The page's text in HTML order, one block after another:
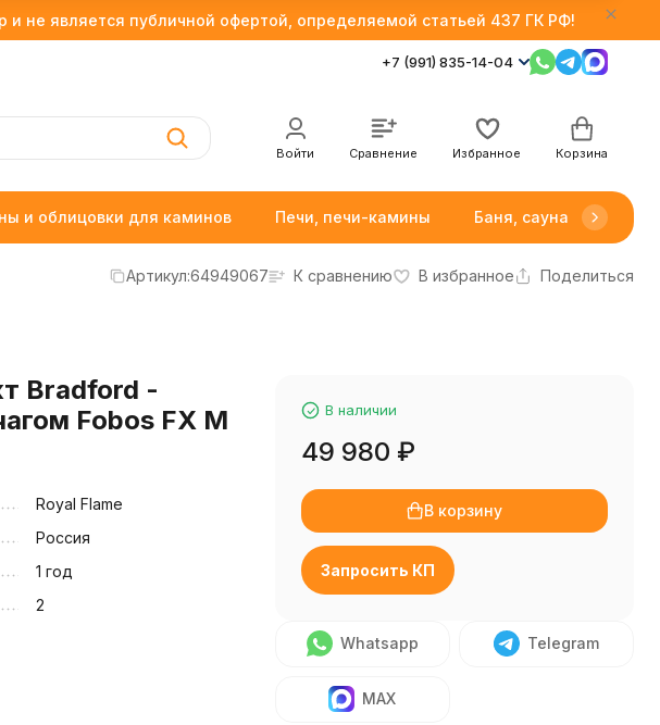
не является публичной офертой, определяемой статьей 437 ГК РФ!
+7 (991) 835-14-04
Войти Сравнение Избранное Корзина
и облицовки для каминов Печи, печи-камины Баня, сауна
Артикул:64949067 К сравнению В избранное Поделиться
Bradford -
Fobos FX M
Royal Flame
Россия
1 год
2
В наличии
49 980 ₽
В корзину
Запросить КП
Whatsapp Telegram
MAX